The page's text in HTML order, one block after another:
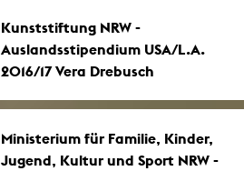
Kunststiftung NRW -
Auslandsstipendium USA/L.A.
2016/17 Vera Drebusch
Ministerium für Familie, Kinder,
Jugend, Kultur und Sport NRW -